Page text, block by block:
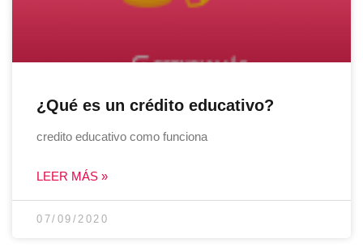
¿Qué es un crédito educativo?
credito educativo como funciona
LEER MÁS »
07/09/2020